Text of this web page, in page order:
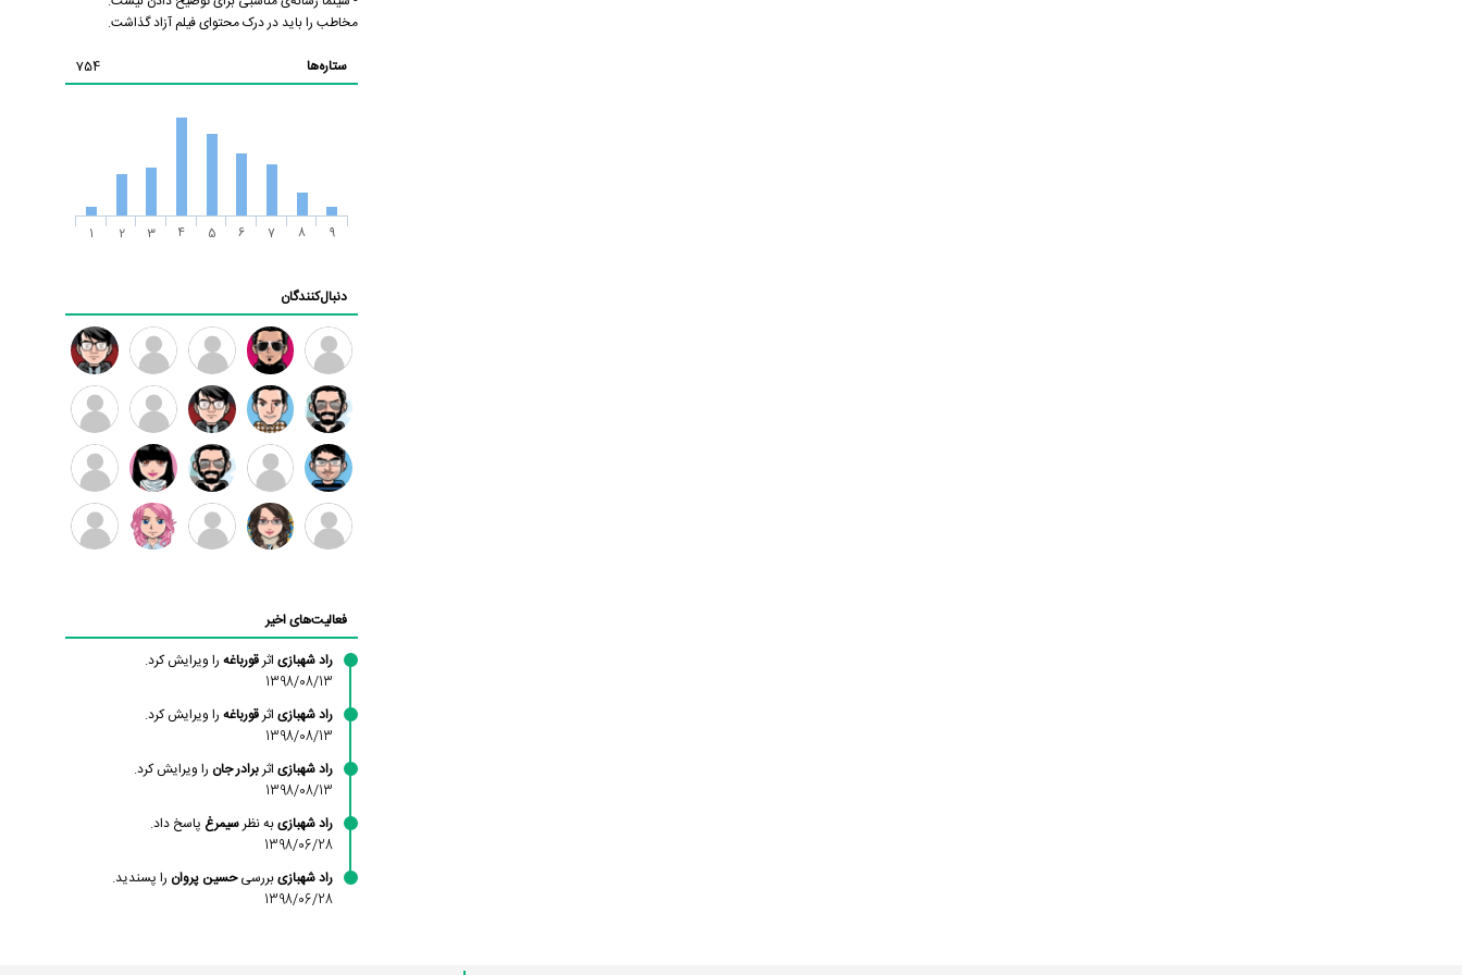
مخاطب را باید در درک محتوای فیلم آزاد گذاشت.
ستاره‌ها
754
1 2 3 4 5 6 7 8 9
دنبال‌کنندگان
ممدرضا
رضا
کاظمی
زهرا ~ ابتین
سید
محمد
موسوی
مهدی
فرهمند
مهدی
سلطانی
داود
رضیی
طرفدار
میلی
بابی
براون
کیوان
کیانی
سامان
راحمی
امیردلتا امیروو
ملیکا
منتظری
عارفه
داستانپور
فعالیت‌های اخیر
راد شهبازیاثرقورباغهرا ویرایش کرد.
1398/08/13
راد شهبازیاثرقورباغهرا ویرایش کرد.
1398/08/13
راد شهبازیاثربرادر جان را ویرایش کرد.
1398/08/13
راد شهبازیبه نظرسیمرغ پاسخ داد.
1398/06/28
راد شهبازیبررسیحسین پروان را پسندید.
1398/06/28